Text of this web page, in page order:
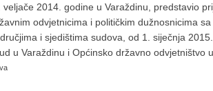
2014. godine u Varaždinu, predstavio
odvjetnicima i političkim dužnosnicima sa
i sjedištima sudova, od 1. siječnja
u Varaždinu i Općinsko državno odvjetništvo u